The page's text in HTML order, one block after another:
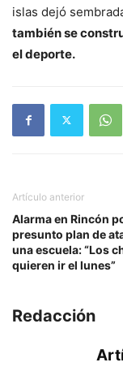
islas dejó
también se
el deporte.
Artículo anterior
Alarma en Rincón
presunto plan de
una escuela: “Los
quieren ir el lunes”
Redacción